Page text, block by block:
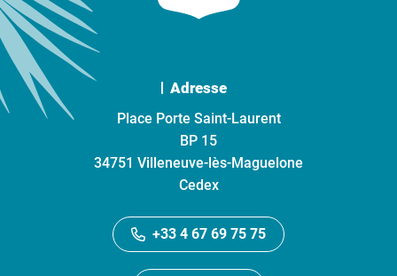
Adresse
Place Porte Saint-Laurent
BP 15
34751 Villeneuve-lès-Maguelone
Cedex
+33 4 67 69 75 75